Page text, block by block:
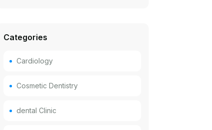
Categories
Cardiology
Cosmetic Dentistry
dental Clinic